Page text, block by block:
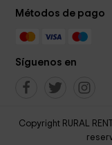
Métodos de pago
Síguenos en
Copyright RURAL